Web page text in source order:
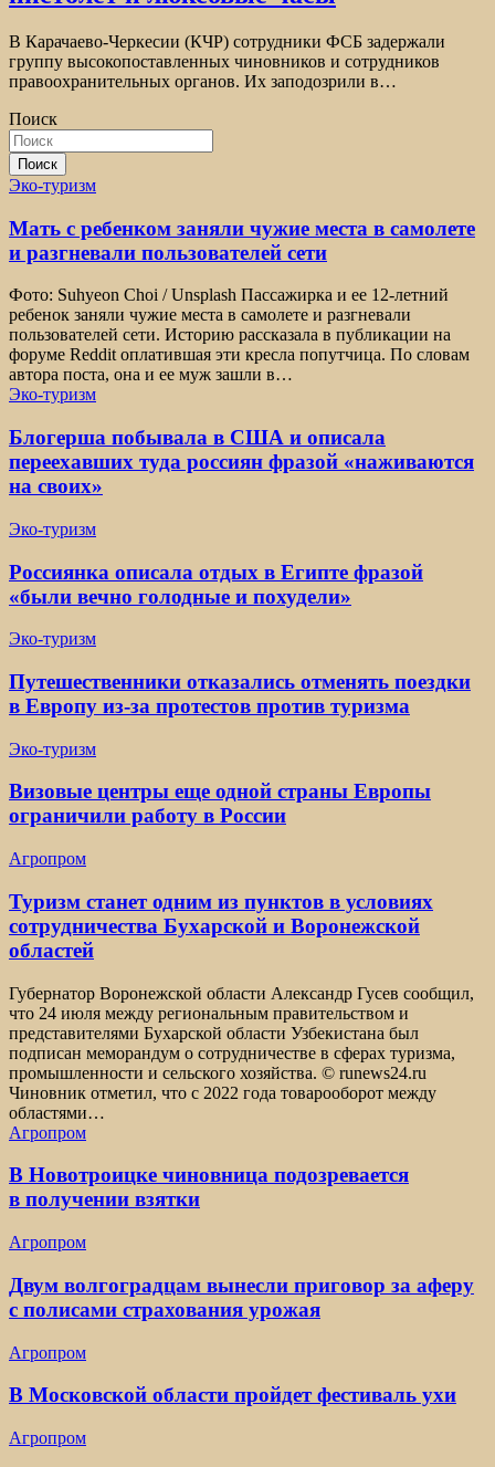
В Карачаево-Черкесии (КЧР) сотрудники ФСБ задержали
группу высокопоставленных чиновников и сотрудников
правоохранительных органов. Их заподозрили в…
Поиск
Поиск
Эко-туризм
Мать с ребенком заняли чужие места в самолете
и разгневали пользователей сети
Фото: Suhyeon Choi / Unsplash Пассажирка и ее 12-летний
ребенок заняли чужие места в самолете и разгневали
пользователей сети. Историю рассказала в публикации на
форуме Reddit оплатившая эти кресла попутчица. По словам
автора поста, она и ее муж зашли в…
Эко-туризм
Блогерша побывала в США и описала
переехавших туда россиян фразой «наживаются
на своих»
Эко-туризм
Россиянка описала отдых в Египте фразой
«были вечно голодные и похудели»
Эко-туризм
Путешественники отказались отменять поездки
в Европу из-за протестов против туризма
Эко-туризм
Визовые центры еще одной страны Европы
ограничили работу в России
Агропром
Туризм станет одним из пунктов в условиях
сотрудничества Бухарской и Воронежской
областей
Губернатор Воронежской области Александр Гусев сообщил,
что 24 июля между региональным правительством и
представителями Бухарской области Узбекистана был
подписан меморандум о сотрудничестве в сферах туризма,
промышленности и сельского хозяйства. © runews24.ru
Чиновник отметил, что с 2022 года товарооборот между
областями…
Агропром
В Новотроицке чиновница подозревается
в получении взятки
Агропром
Двум волгоградцам вынесли приговор за аферу
с полисами страхования урожая
Агропром
В Московской области пройдет фестиваль ухи
Агропром